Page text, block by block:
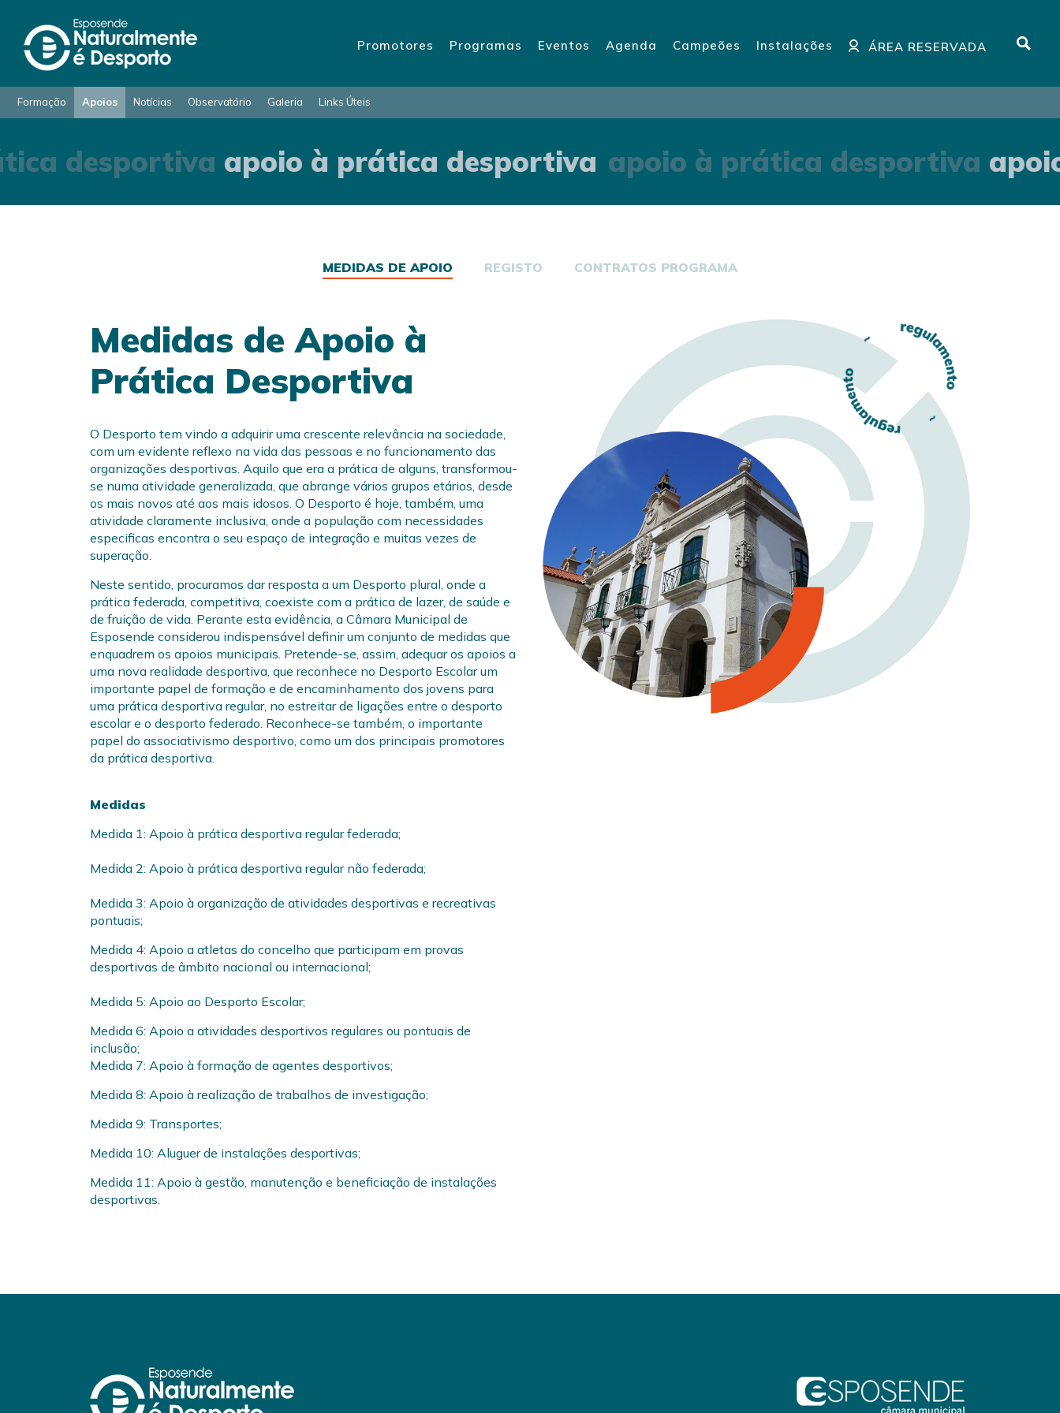
Promotores Programas Eventos Agenda Campeões Instalações ÁREA RESERVADA
Formação Apoios Notícias Observatório Galeria Links Úteis
desportivaapoio à prática desportivaapoio à prática desportiva
MEDIDAS DE APOIO REGISTO CONTRATOS PROGRAMA
Medidas de Apoio à
Prática Desportiva
O Desporto tem vindo a adquirir uma crescente relevância na sociedade,
com um evidente reflexo na vida das pessoas e no funcionamento das
organizações desportivas. Aquilo que era a prática de alguns, transformou-
se numa atividade generalizada, que abrange vários grupos etários, desde
os mais novos até aos mais idosos. O Desporto é hoje, também, uma
atividade claramente inclusiva, onde a população com necessidades
especificas encontra o seu espaço de integração e muitas vezes de
superação.
Neste sentido, procuramos dar resposta a um Desporto plural, onde a
prática federada, competitiva, coexiste com a prática de lazer, de saúde e
de fruição de vida. Perante esta evidência, a Câmara Municipal de
Esposende considerou indispensável definir um conjunto de medidas que
enquadrem os apoios municipais. Pretende-se, assim, adequar os apoios a
uma nova realidade desportiva, que reconhece no Desporto Escolar um
importante papel de formação e de encaminhamento dos jovens para
uma prática desportiva regular, no estreitar de ligações entre o desporto
escolar e o desporto federado. Reconhece-se também, o importante
papel do associativismo desportivo, como um dos principais promotores
da prática desportiva.
Medidas
Medida 1: Apoio à prática desportiva regular federada;
Medida 2: Apoio à prática desportiva regular não federada;
Medida 3: Apoio à organização de atividades desportivas e recreativas
pontuais;
Medida 4: Apoio a atletas do concelho que participam em provas
desportivas de âmbito nacional ou internacional;
Medida 5: Apoio ao Desporto Escolar;
Medida 6: Apoio a atividades desportivos regulares ou pontuais de
inclusão;
Medida 7: Apoio à formação de agentes desportivos;
Medida 8: Apoio à realização de trabalhos de investigação;
Medida 9: Transportes;
Medida 10: Aluguer de instalações desportivas;
Medida 11: Apoio à gestão, manutenção e beneficiação de instalações
desportivas.